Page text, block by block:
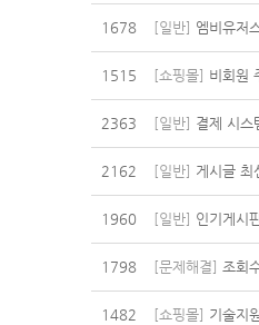
1678 [일반] 엠비유저
1515 [쇼핑몰] 비회원
2363 [일반] 결제 시스
2162 [일반] 게시글 최
1960 [일반] 인기게시
1798 [문제해결] 조회
1482 [쇼핑몰] 기술지